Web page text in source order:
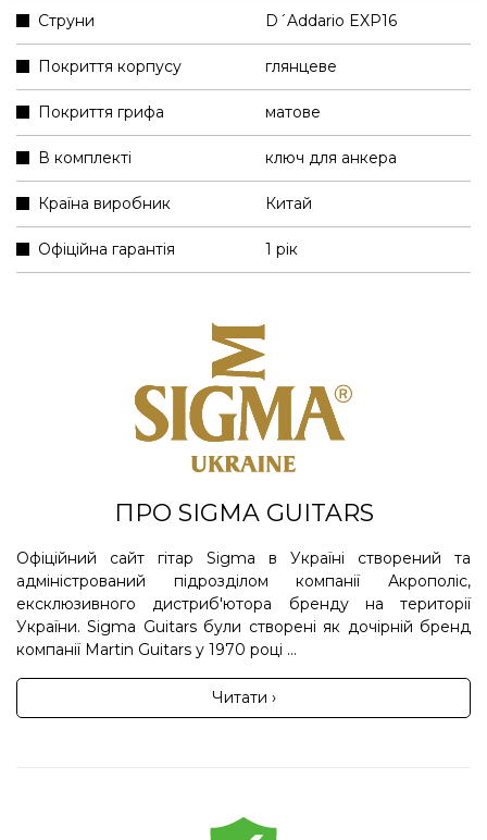
Струни D´Addario EXP16
Покриття корпусу глянцеве
Покриття грифа матове
В комплекті ключ для анкера
Країна виробник Китай
Офіційна гарантія 1 рік
ПРО SIGMA GUITARS
Офіційний сайт гітар Sigma в Україні створений та
адміністрований підрозділом компанії Акрополіс,
ексклюзивного дистриб'ютора бренду на території
України. Sigma Guitars були створені як дочірній бренд
компанії Martin Guitars у 1970 році ...
Читати ›